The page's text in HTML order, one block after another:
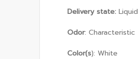
Delivery state: Liquid
Odor: Characteristic
Color(s): White